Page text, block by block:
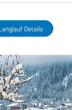
Details